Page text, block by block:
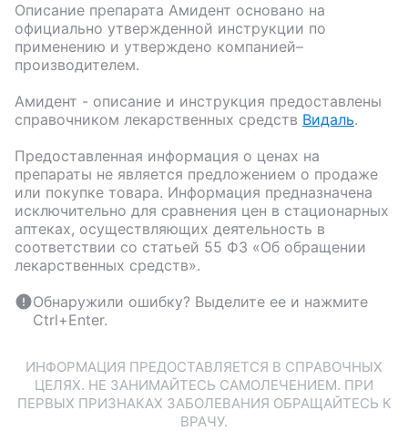
Описание препарата Амидент основано на
официально утвержденной инструкции по
применению и утверждено компанией–
производителем.
Амидент - описание и инструкция предоставлены
справочником лекарственных средств Видаль.
Предоставленная информация о ценах на
препараты не является предложением о продаже
или покупке товара. Информация предназначена
исключительно для сравнения цен в стационарных
аптеках, осуществляющих деятельность в
соответствии со статьей 55 ФЗ «Об обращении
лекарственных средств».
Обнаружили ошибку? Выделите ее и нажмите
Ctrl+Enter.
ИНФОРМАЦИЯ ПРЕДОСТАВЛЯЕТСЯ В СПРАВОЧНЫХ
ЦЕЛЯХ. НЕ ЗАНИМАЙТЕСЬ САМОЛЕЧЕНИЕМ. ПРИ
ПЕРВЫХ ПРИЗНАКАХ ЗАБОЛЕВАНИЯ ОБРАЩАЙТЕСЬ К
ВРАЧУ.